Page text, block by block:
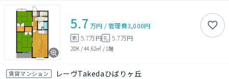
5.7 万円 /管理費3,000円
敷 5.7万円礼 5.7万円
2DK /44.62㎡ / 1階
賃貸マンション レーヴTakedaひばりヶ丘